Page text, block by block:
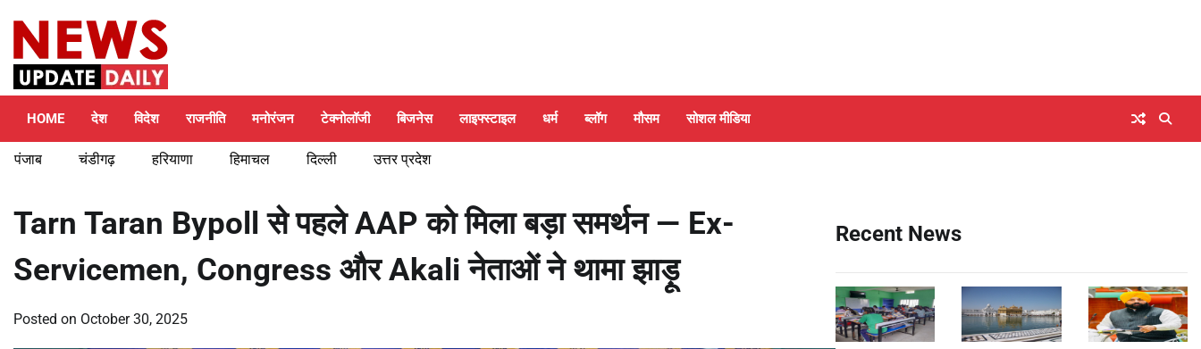
content
HOME देश विदेश राजनीति मनोरंजन टेक्नोलॉजी बिजनेस लाइफ्स्टाइल धर्म ब्लॉग मौसम सोशल मीडिया
पंजाब चंडीगढ़ हरियाणा हिमाचल दिल्ली उत्तर प्रदेश
Tarn Taran Bypoll से पहले AAP को मिला बड़ा समर्थन — Ex-
Servicemen, Congress और Akali नेताओं ने थामा झाड़ू
Posted on October 30, 2025
Recent News